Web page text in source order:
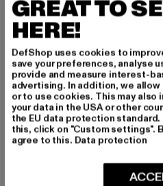
Marke: Urban Classics
Kat.: Jogginghosen
Farbe: grau
Hersteller Farbe: lightasphalt
Materialzusammensetzung:
Polyester
Art.Nr: TB6749-02946
Hersteller: TB International
GREAT TO
HERE!
DefShop uses cookies to
save your preferences, analyse
provide and measure interest-
advertising. In addition, we
or to use cookies. This may
your data in the USA or other
the EU data protection
this, click on "Custom settings".
agree to this. Data protection